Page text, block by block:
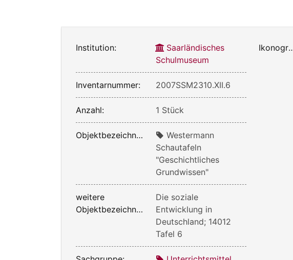
Institution:
Saarländisches
Schulmuseum
Inventarnummer: 2007SSM2310.XII.6
Anzahl: 1 Stück
Objektbezeichnung:
Westermann
Schautafeln
"Geschichtliches
Grundwissen"
weitere
Objektbezeichnung:
Die soziale
Entwicklung in
Deutschland; 14012
Tafel 6